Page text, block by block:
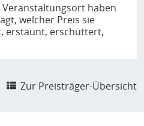
haben
welcher Preis sie
erstaunt, erschüttert,
Zur Preisträger-Übersicht